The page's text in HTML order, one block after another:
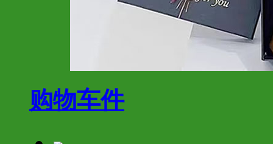
购物车件